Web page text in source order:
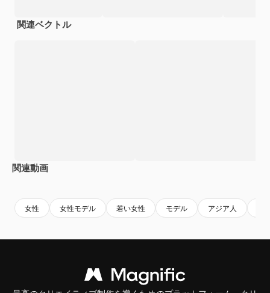
関連ベクトル
関連動画
女性 女性モデル 若い女性 モデル アジア人